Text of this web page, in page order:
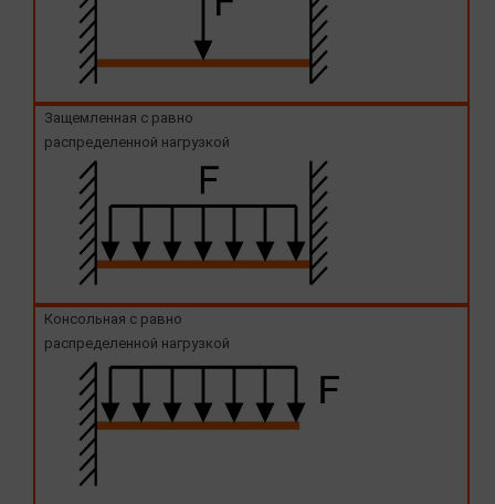
Защемленная с равно
распределенной нагрузкой
Консольная с равно
распределенной нагрузкой